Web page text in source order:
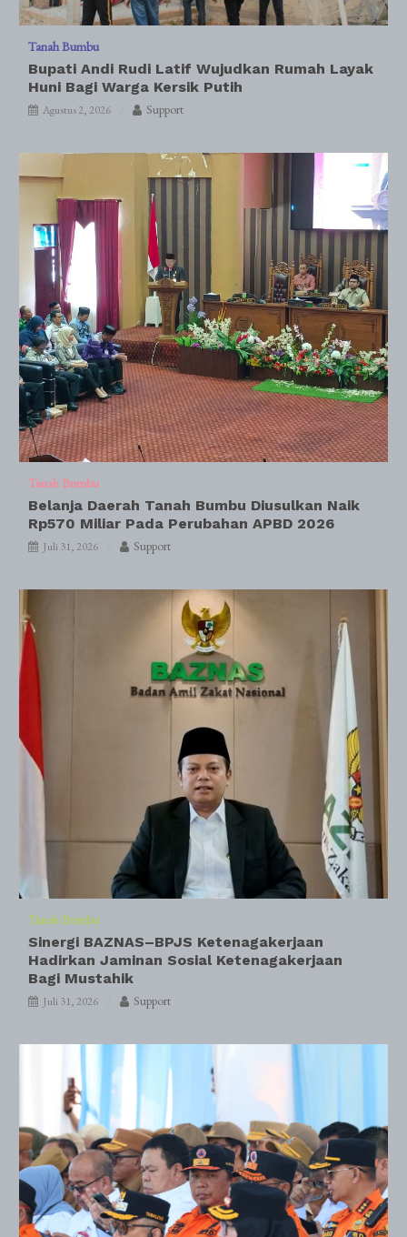
Tanah Bumbu
Bupati Andi Rudi Latif Wujudkan Rumah Layak
Huni Bagi Warga Kersik Putih
Agustus 2, 2026 Support
Tanah Bumbu
Belanja Daerah Tanah Bumbu Diusulkan Naik
Rp570 Miliar Pada Perubahan APBD 2026
Juli 31, 2026 Support
Tanah Bumbu
Sinergi BAZNAS–BPJS Ketenagakerjaan
Hadirkan Jaminan Sosial Ketenagakerjaan
Bagi Mustahik
Juli 31, 2026 Support